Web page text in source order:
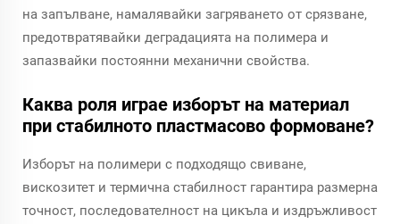
на запълване, намалявайки загряването от срязване,
предотвратявайки деградацията на полимера и
запазвайки постоянни механични свойства.
Каква роля играе изборът на материал
при стабилното пластмасово формоване?
Изборът на полимери с подходящо свиване,
вискозитет и термична стабилност гарантира размерна
точност, последователност на цикъла и издръжливост